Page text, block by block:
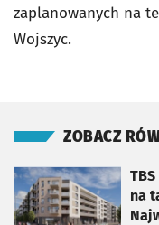
zaplanowanych na
Wojszyc.
ZOBACZ
na
otworzy się w nowej